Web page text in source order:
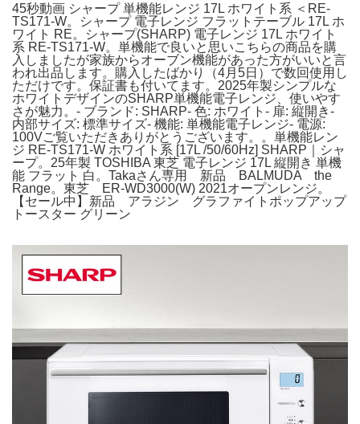
45秒動画 シャープ 単機能レンジ 17L ホワイト系 ＜RE-
TS171-W。シャープ 電子レンジ フラットテーブル 17L ホ
ワイト RE。シャープ(SHARP) 電子レンジ 17L ホワイト
系 RE-TS171-W。単機能で良いと思いこちらの商品を購
入しましたが家族からオーブン機能があった方がいいと言
われ出品します。購入したばかり（4月5日）で数回使用し
ただけです。保証書も付いてます。2025年製シンプルな
ホワイトデザインのSHARP単機能電子レンジ、使いやす
さが魅力。- ブランド: SHARP- 色: ホワイト- 扉: 縦開き-
内部サイズ: 標準サイズ- 機能: 単機能電子レンジ- 電源:
100Vご覧いただきありがとうございます。。単機能レン
ジ RE-TS171-W ホワイト系 [17L /50/60Hz] SHARP｜シャ
ープ。25年製 TOSHIBA 東芝 電子レンジ 17L 縦開き 単機
能 フラット 白。Takaさん専用 新品 BALMUDA the
Range。東芝 ER-WD3000(W) 2021オープンレンジ。
【セール中】新品 アラジン グラファイトポップアップ
トースター グリーン